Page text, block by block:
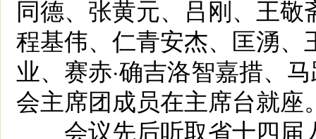
同德、张黄元、吕刚、王
程基伟、仁青安杰、匡湧
业、赛赤·确吉洛智嘉措、
会主席团成员在主席台就座
会议先后听取省十四届